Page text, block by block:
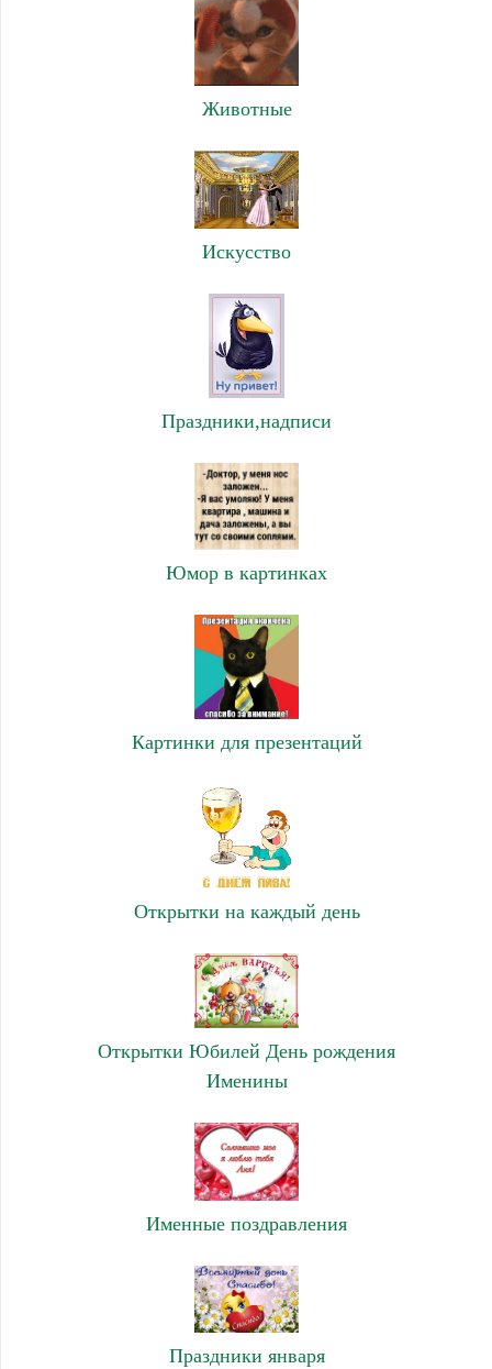
Животные
Искусство
Праздники,надписи
Юмор в картинках
Картинки для презентаций
Открытки на каждый день
Открытки Юбилей День рождения
Именины
Именные поздравления
Праздники января